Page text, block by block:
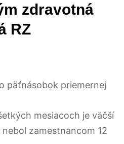
zdravotná
RZ
päťnásobok priemernej
mesiacoch je väčší
zamestnancom 12